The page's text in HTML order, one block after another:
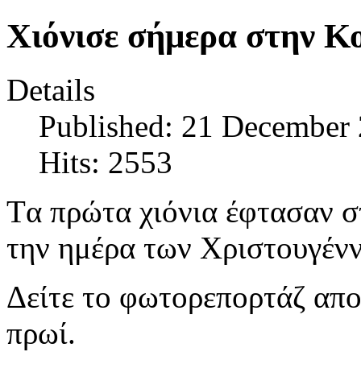
Χιόνισε σήμερα στην
Details
Published: 21 December
Hits: 2553
Tα πρώτα χιόνια έφτασαν
την ημέρα των
Δείτε το φωτορεπορτάζ
πρωί.